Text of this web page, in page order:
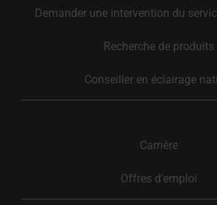
Demander une intervention du
Recherche de produits
Conseiller en éclairage
Carrière
Offres d'emploi